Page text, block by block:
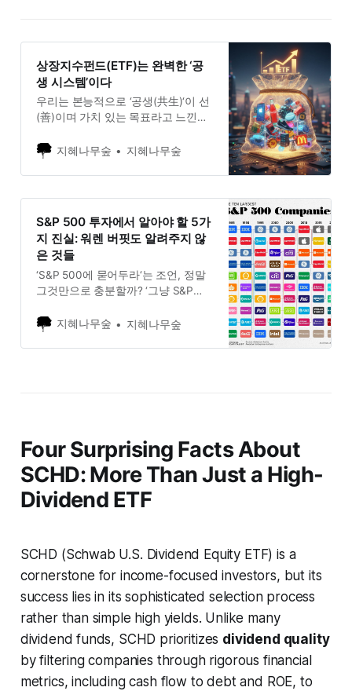
상장지수펀드(ETF)는 완벽한 ‘공
생 시스템’이다
우리는 본능적으로 ‘공생(共生)‘이 선
(善)이며 가치 있는 목표라고 느낀다.
성공적인 공생 시스템을 의도적으로
무엇보다 어려운 과제였다. 수많은
기업과 공동체가 흥망성쇠를 거듭하
로 관리하지 못했기 때문이다. 특히
오늘날의 자본 시장은 ‘공생‘보다는
‘각자도생(各自圖生)’이라는 말이
지혜나무숲 지혜나무숲
S&P 500 투자에서 알아야 할 5가
지 진실: 워렌 버핏도 알려주지 않
은 것들
‘S&P 500에 묻어두라‘는 조언, 정말
그것만으로 충분할까? ‘그냥 S&P
된다.’ 아마 투자를 시작한 사람이라
장 대중적이고 신뢰받는 조언일 것이
지혜나무숲 지혜나무숲
Four Surprising Facts About
SCHD: More Than Just a High-
Dividend ETF
SCHD (Schwab U.S. Dividend Equity ETF) is a
cornerstone for income-focused investors, but its
success lies in its sophisticated selection process
rather than simple high yields. Unlike many
dividend funds, SCHD prioritizes dividend quality
by filtering companies through rigorous financial
metrics, including cash flow to debt and ROE, to